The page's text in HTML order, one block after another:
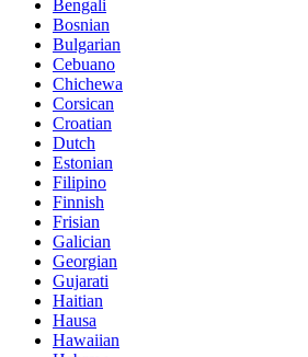
Bengali
Bosnian
Bulgarian
Cebuano
Chichewa
Corsican
Croatian
Dutch
Estonian
Filipino
Finnish
Frisian
Galician
Georgian
Gujarati
Haitian
Hausa
Hawaiian